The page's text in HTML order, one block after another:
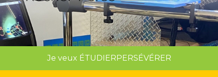
Je veux ÉTUDIERPERSÉVÉRER